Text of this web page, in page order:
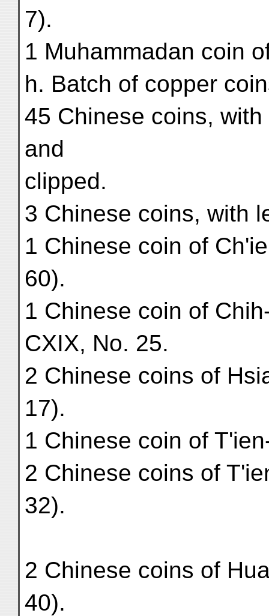
7).
1 Muhammadan coin
h. Batch of copper
45 Chinese coins,
and
clipped.
3 Chinese coins, with
1 Chinese coin of
60).
1 Chinese coin of
CXIX, No. 25.
2 Chinese coins of
17).
1 Chinese coin of
2 Chinese coins of
32).
2 Chinese coins of
40).